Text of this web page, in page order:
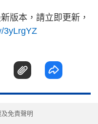
版本，請立即更新，
3yLrgYZ
及免責聲明